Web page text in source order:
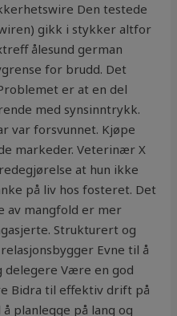
Den testede
gikk i stykker altfor
ålesund german
for brudd. Det
er at en del
med synsinntrykk.
var forsvunnet. Kjøpe
markeder. Veterinær X
at hun ikke
på liv hos fosteret. Det
av mangfold er mer
Strukturert og
Evne til å
Være en god
Bidra til effektiv drift på
planlegge på lang og